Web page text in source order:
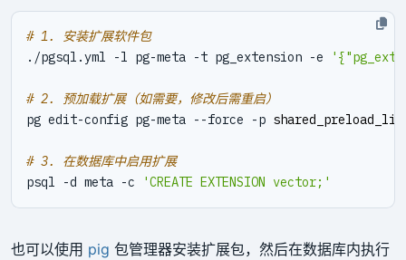
# 1. 安装扩展软件包
./pgsql.yml -l pg-meta -t pg_extension -e
# 2. 预加载扩展（如需要，修改后需重启）
pg edit-config pg-meta --force -p
# 3. 在数据库中启用扩展
psql -d meta -c
'CREATE EXTENSION vector;'
也可以使用 pig 包管理器安装扩展包，然后在数据库内执行